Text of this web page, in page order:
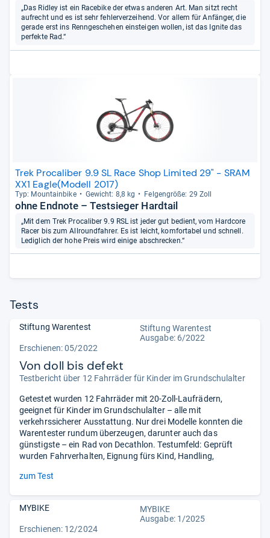
„Das Ridley ist ein Racebike der etwas anderen Art. Man sitzt recht
aufrecht und es ist sehr fehlerverzeihend. Vor allem für Anfänger, die
gerade erst ins Renngeschehen einsteigen wollen, ist das Ignite das
perfekte Rad.“
Trek Procaliber 9.9 SL Race Shop Limited 29" - SRAM
XX1 Eagle(Modell 2017)
Typ: Moun­tain­bike Gewicht: 8,8 kg Fel­gen­größe: 29 Zoll
ohne Endnote – Testsieger Hardtail
„Mit dem Trek Procaliber 9.9 RSL ist jeder gut bedient, vom Hardcore
Racer bis zum Allroundfahrer. Es ist leicht, komfortabel und schnell.
Lediglich der hohe Preis wird einige abschrecken.“
Tests
Stiftung Warentest
Stiftung Warentest
Ausgabe: 6/2022
Erschienen: 05/2022
Von doll bis defekt
Testbericht über 12 Fahrräder für Kinder im Grundschulalter
Getestet wurden 12 Fahrräder mit 20-Zoll-Laufrädern,
geeignet für Kinder im Grundschulalter – alle mit
verkehrssicherer Ausstattung. Nur drei Modelle konnten die
Warentester rundum überzeugen, darunter auch das
günstigste – ein Rad von Decathlon. Testumfeld: Geprüft
wurden Fahrverhalten, Eignung fürs Kind, Handling,
zum Test
MYBIKE
MYBIKE
Ausgabe: 1/2025
Erschienen: 12/2024